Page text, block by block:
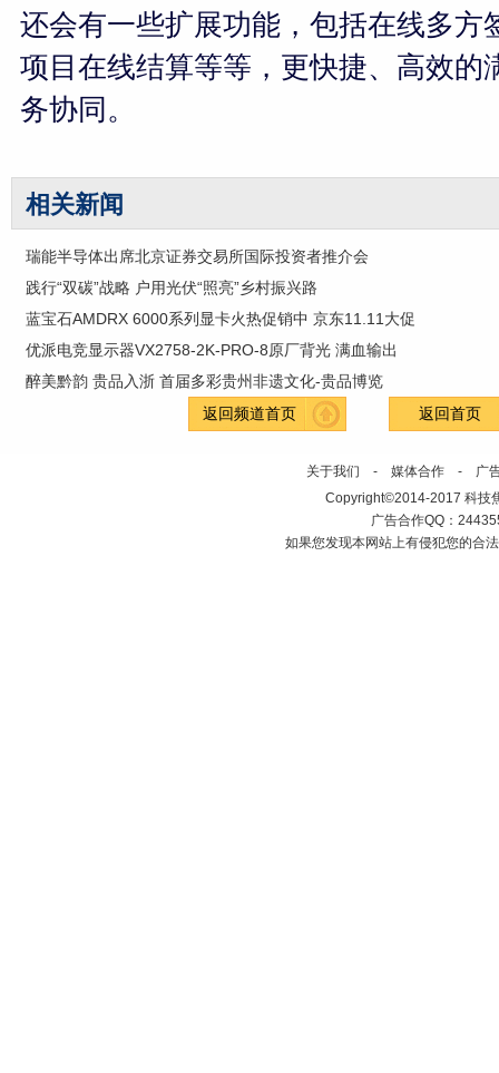
还会有一些扩展功能，包括在线多方
项目在线结算等等，更快捷、高效的
务协同。
相关新闻
瑞能半导体出席北京证券交易所国际投资者推介会
践行“双碳”战略 户用光伏“照亮”乡村振兴路
蓝宝石AMDRX 6000系列显卡火热促销中 京东11.11大促
优派电竞显示器VX2758-2K-PRO-8原厂背光 满血输出
醉美黔韵 贵品入浙 首届多彩贵州非遗文化-贵品博览
返回频道首页
返回首页
关于我们 - 媒体合作 - 广
Copyright©2014-2017 科技
广告合作QQ：
如果您发现本网站上有侵犯您的合